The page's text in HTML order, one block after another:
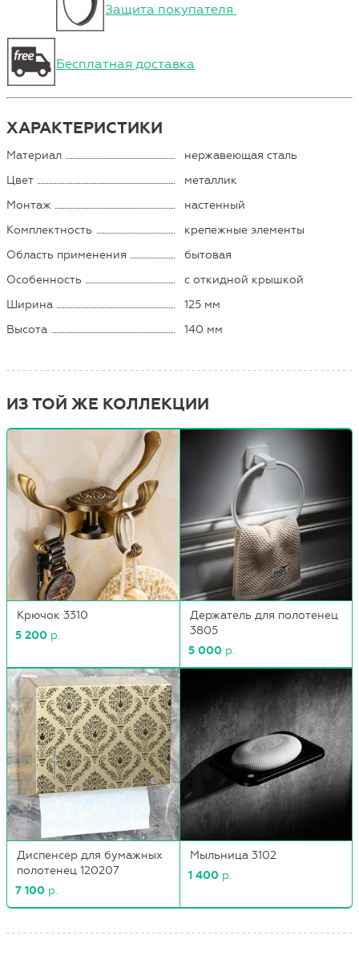
Защита покупателя
Бесплатная доставка
ХАРАКТЕРИСТИКИ
Материал
нержавеющая сталь
Цвет
металлик
Монтаж
настенный
Комплектность
крепежные элементы
Область применения
бытовая
Особенность
с откидной крышкой
Ширина
125 мм
Высота
140 мм
ИЗ ТОЙ ЖЕ КОЛЛЕКЦИИ
Крючок 3310
5 200 р.
Держатель для полотенец
3805
5 000 р.
Диспенсер для бумажных
полотенец 120207
7 100 р.
Мыльница 3102
1 400 р.